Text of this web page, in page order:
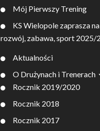
Mój Pierwszy Trening
KS Wielopole zaprasza
rozwój, zabawa, sport 2025/
Aktualności
O Drużynach i Trenerach
Rocznik 2019/2020
Rocznik 2018
Rocznik 2017